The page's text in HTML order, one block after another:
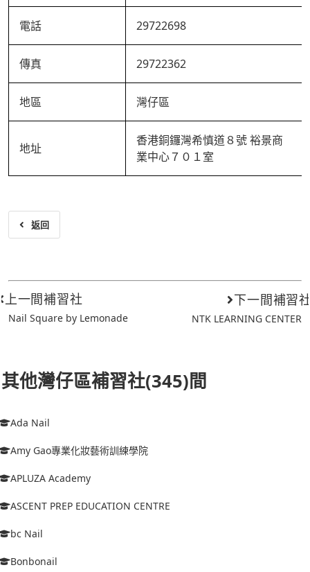
電話 29722698
傳真 29722362
地區 灣仔區
地址
香港銅鑼灣希慎道８號 裕景商
業中心７０１室
返回
上一間補習社
Nail Square by Lemonade
下一間補習
NTK LEARNING CENTER
其他灣仔區補習社(345)間
Ada Nail
Amy Gao專業化妝藝術訓練學院
APLUZA Academy
ASCENT PREP EDUCATION CENTRE
bc Nail
Bonbonail